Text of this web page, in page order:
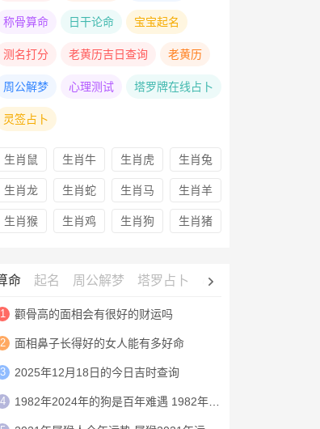
称骨算命 日干论命 宝宝起名
测名打分 老黄历吉日查询 老黄历
周公解梦 心理测试 塔罗牌在线占卜
灵签占卜
生肖鼠 生肖牛 生肖虎 生肖兔
生肖龙 生肖蛇 生肖马 生肖羊
生肖猴 生肖鸡 生肖狗 生肖猪
命 起名 周公解梦 塔罗占卜 心理测试
1 颧骨高的面相会有很好的财运吗
2 面相鼻子长得好的女人能有多好命
3 2025年12月18日的今日吉时查询
4 1982年2024年的狗是百年难遇 1982年的狗在2024年怎么样